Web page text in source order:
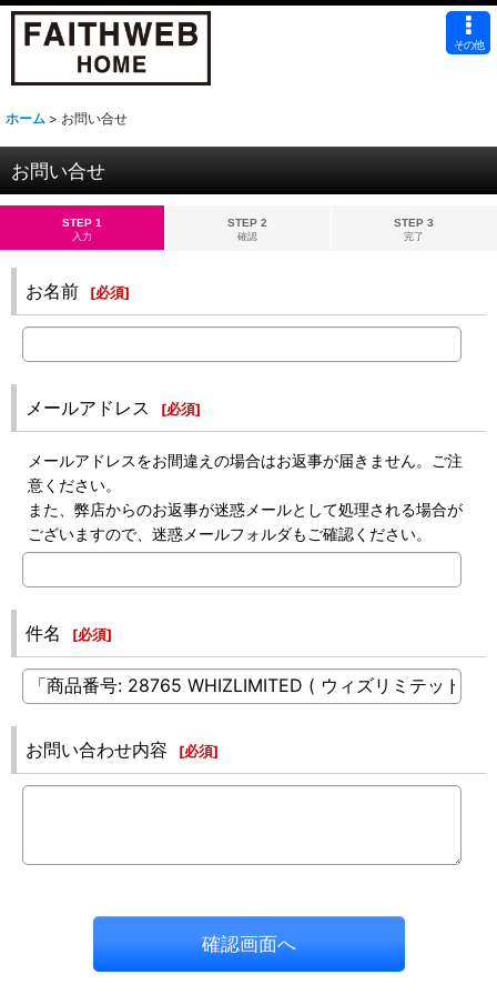
その他
ホーム > お問い合せ
お問い合せ
STEP 1
入力
STEP 2
確認
STEP 3
完了
お名前 [必須]
メールアドレス [必須]
メールアドレスをお間違えの場合はお返事が届きません。ご注
意ください。
また、弊店からのお返事が迷惑メールとして処理される場合が
ございますので、迷惑メールフォルダもご確認ください。
件名 [必須]
お問い合わせ内容 [必須]
確認画面へ